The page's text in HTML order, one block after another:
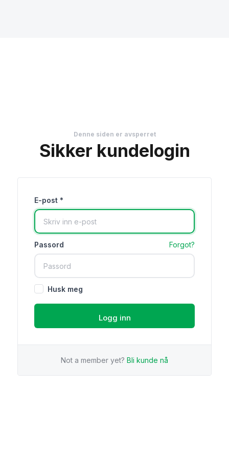
Denne siden er avsperret
Sikker kundelogin
E-post *
Passord Forgot?
Husk meg
Not a member yet? Bli kunde nå